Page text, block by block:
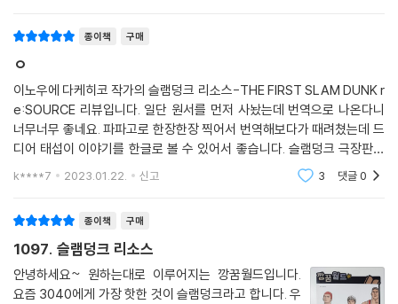
종이책 구매
ㅇ
이노우에 다케히코 작가의 슬램덩크 리소스-THE FIRST SLAM DUNK r
e:SOURCE 리뷰입니다. 일단 원서를 먼저 사놨는데 번역으로 나온다니
너무너무 좋네요. 파파고로 한장한장 찍어서 번역해보다가 때려쳤는데 드
디어 태섭이 이야기를 한글로 볼 수 있어서 좋습니다. 슬램덩크 극장판의
개봉으로 슬램덩크 제2... 는 아니고(과거가 너무 찬란했다보니..^^;) 아무
k****7 2023.01.22. 신고 3 댓글0
종이책 구매
1097. 슬램덩크 리소스
안녕하세요~ 원하는대로 이루어지는 깡꿈월드입니다.
요즘 3040에게 가장 핫한 것이 슬램덩크라고 합니다. 우